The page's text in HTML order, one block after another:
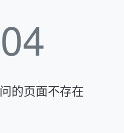
的页面不存在